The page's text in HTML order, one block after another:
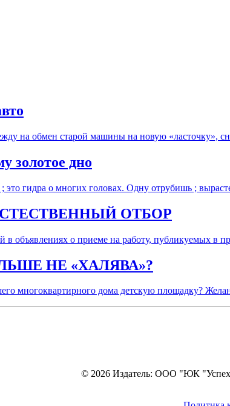
на обмен старой машины на новую «ласточку»,
золотое дно
это гидра о многих головах. Одну отрубишь ;
ОТБОР
в объявлениях о приеме на работу, публикуемых
НЕ «ХАЛЯВА»?
многоквартирного дома детскую площадку?
© 2026 Издатель: ООО "ЮК